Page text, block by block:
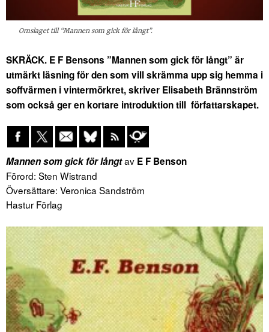
Omslaget till “Mannen som gick för långt”.
SKRÄCK. E F Bensons ”Mannen som gick för långt” är
utmärkt läsning för den som vill skrämma upp sig hemma i
soffvärmen i vintermörkret, skriver Elisabeth Brännström
som också ger en kortare introduktion till författarskapet.
Mannen som gick för långtav E F Benson
Förord: Sten Wistrand
Översättare: Veronica Sandström
Hastur Förlag